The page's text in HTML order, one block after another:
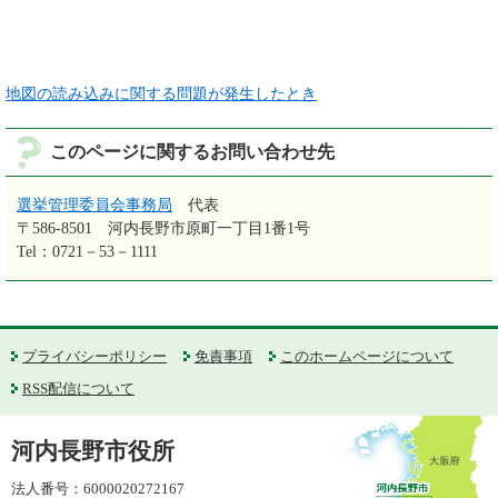
地図の読み込みに関する問題が発生したとき
このページに関するお問い合わせ先
選挙管理委員会事務局
代表
〒586-8501
河内長野市原町一丁目1番1号
Tel：0721－53－1111
プライバシーポリシー 免責事項
このホームページについて
RSS配信について
河内長野市役所
法人番号：6000020272167